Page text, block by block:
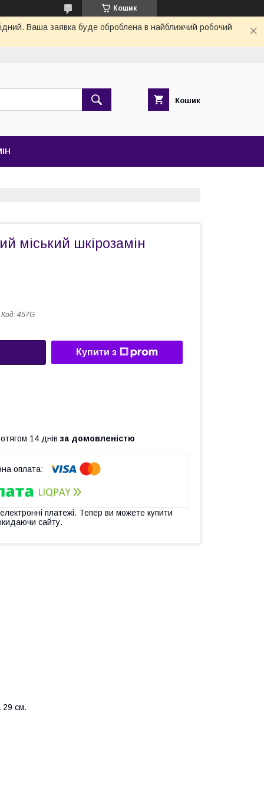
Кошик
Ваша заявка буде оброблена в найближчий робочий
Кошик
міський шкірозамін
Код: 457G
Купити з
14 днів за домовленістю
платежі. Тепер ви можете купити
сайту.
29 см.